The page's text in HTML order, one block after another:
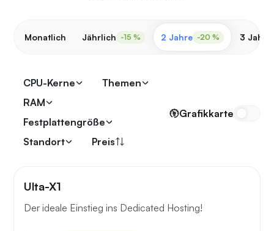
Monatlich Jährlich -15 % 2 Jahre -20 % 3 Jahre
CPU-Kerne
Themen
RAM
Festplattengröße
Standort
Preis
Grafikkarte
Ulta-X1
Der ideale Einstieg ins Dedicated Hosting!